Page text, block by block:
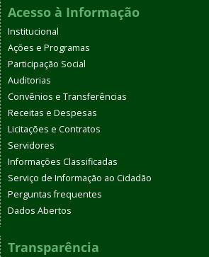
Acesso à Informação
Institucional
Ações e Programas
Participação Social
Auditorias
Convênios e Transferências
Receitas e Despesas
Licitações e Contratos
Servidores
Informações Classificadas
Serviço de Informação ao Cidadão
Perguntas frequentes
Dados Abertos
Transparência